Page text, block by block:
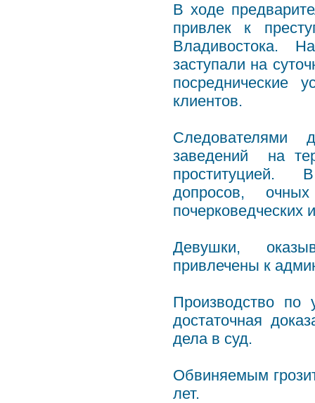
В ходе
привлек к
Владивостока. На
заступали на
посреднические
клиентов.
Следователями
заведений на
проституцией.
допросов,
почерковедческих
Девушки,
привлечены к
Производство по
достаточная
дела в суд.
Обвиняемым
лет.